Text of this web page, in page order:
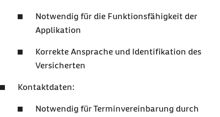
Notwendig für die Funktionsfähigkeit der
Applikation
Korrekte Ansprache und Identifikation des
Versicherten
Kontaktdaten:
Notwendig für Terminvereinbarung durch